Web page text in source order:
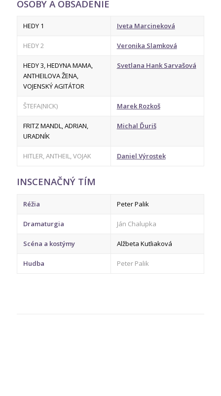
OSOBY A OBSADENIE
HEDY 1 Iveta Marcineková
HEDY 2 Veronika Slamková
HEDY 3, HEDYNA MAMA,
ANTHEILOVA ŽENA,
VOJENSKÝ AGITÁTOR
Svetlana Hank Sarvašová
ŠTEFA(NICK) Marek Rozkoš
FRITZ MANDL, ADRIAN,
URADNÍK
Michal Ďuriš
HITLER, ANTHEIL, VOJAK Daniel Výrostek
INSCENAČNÝ TÍM
Réžia Peter Palik
Dramaturgia Ján Chalupka
Scéna a kostýmy Alžbeta Kutliaková
Hudba Peter Palik